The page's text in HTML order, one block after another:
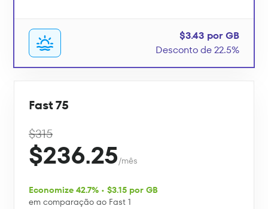
$3.43 por GB
Desconto de 22.5%
Fast 75
$315
$236.25/mês
Economize 42.7% • $3.15 por GB
em comparação ao Fast 1